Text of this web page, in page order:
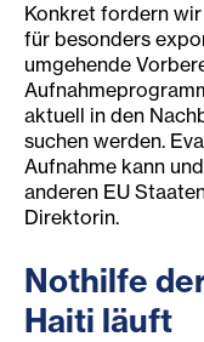
Konkret fordern
für besonders
umgehende
aktuell in den
suchen werden.
Aufnahme kann
anderen EU
Direktorin.
Nothilfe
Haiti läuft